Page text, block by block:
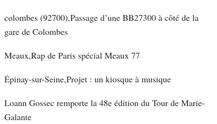
colombes (92700),Passage d’une BB27300 à côté de la
gare de Colombes
Meaux,Rap de Paris spécial Meaux 77
Épinay-sur-Seine,Projet : un kiosque à musique
Loann Gossec remporte la 48e édition du Tour de Marie-
Galante